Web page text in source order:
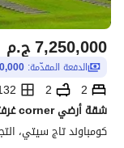
ج.م7,250,000
الدفعة المقدّمة:
2
2
132 متر
كومباوند تاج سيتي،